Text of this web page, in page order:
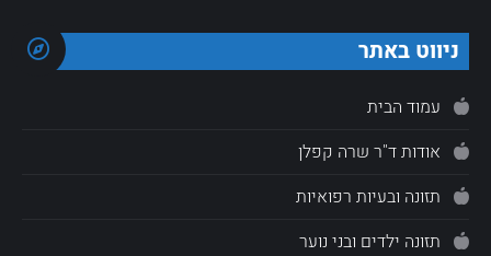
ניווט באתר
עמוד הבית
אודות ד"ר שרה קפלן
תזונה ובעיות רפואיות
תזונה ילדים ובני נוער